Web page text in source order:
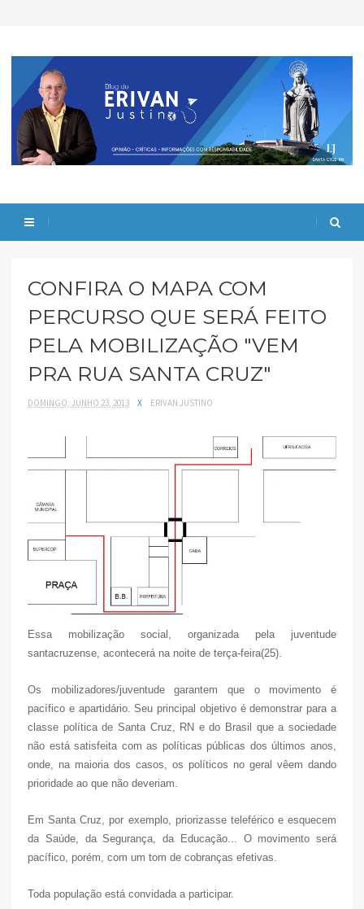
CONFIRA O MAPA COM
PERCURSO QUE SERÁ FEITO
PELA MOBILIZAÇÃO "VEM
PRA RUA SANTA CRUZ"
DOMINGO, JUNHO 23, 2013 X ERIVAN JUSTINO
Essa mobilização social, organizada pela juventude
santacruzense, acontecerá na noite de terça-feira(25).
Os mobilizadores/juventude garantem que o movimento é
pacífico e apartidário. Seu principal objetivo é demonstrar para a
classe política de Santa Cruz, RN e do Brasil que a sociedade
não está satisfeita com as políticas públicas dos últimos anos,
onde, na maioria dos casos, os políticos no geral vêem dando
prioridade ao que não deveriam.
Em Santa Cruz, por exemplo, priorizasse teleférico e esquecem
da Saúde, da Segurança, da Educação... O movimento será
pacífico, porém, com um tom de cobranças efetivas.
Toda população está convidada a participar.